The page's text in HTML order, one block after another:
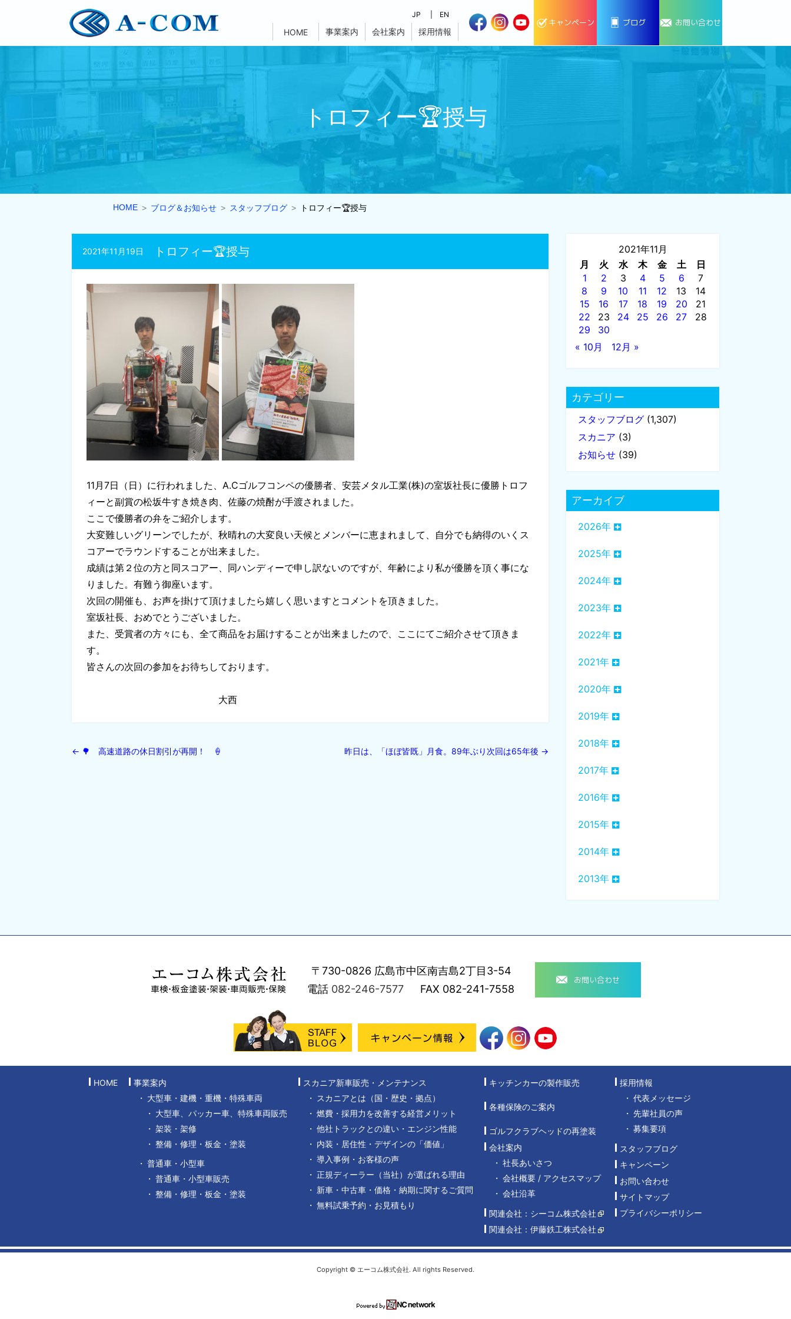
JP EN
HOME 事業案内 会社案内 採用情報
キャンペーン ブログ お問い合わせ
トロフィー🏆授与
HOME ブログ＆お知らせ スタッフブログ トロフィー🏆授与
トロフィー🏆授与
2021年11月19日
11月7日（日）に行われました、A.Cゴルフコンペの優勝者、安芸メタル工業(株)の室坂社長に優勝トロフ
ィーと副賞の松坂牛すき焼き肉、佐藤の焼酎が手渡されました。
ここで優勝者の弁をご紹介します。
大変難しいグリーンでしたが、秋晴れの大変良い天候とメンバーに恵まれまして、自分でも納得のいくス
コアーでラウンドすることが出来ました。
成績は第２位の方と同スコアー、同ハンディーで申し訳ないのですが、年齢により私が優勝を頂く事にな
りました。有難う御座います。
次回の開催も、お声を掛けて頂けましたら嬉しく思いますとコメントを頂きました。
室坂社長、おめでとうございました。
また、受賞者の方々にも、全て商品をお届けすることが出来ましたので、ここにてご紹介させて頂きま
す。
皆さんの次回の参加をお待ちしております。
大西
← 🌳 高速道路の休日割引が再開！ 🍦 昨日は、「ほぼ皆既」月食。89年ぶり次回は65年後 →
2021年11月
月
火 水 木 金 土
日
1
2 3 4 5 6
7
8
9 10 11 12 13
14
15
16 17 18 19 20
21
22
23 24 25 26 27
28
29
30
« 10月
12月 »
カテゴリー
スタッフブログ (1,307)
スカニア (3)
お知らせ (39)
アーカイブ
2026年
2025年
2024年
2023年
2022年
2021年
2020年
2019年
2018年
2017年
2016年
2015年
2014年
2013年
〒730-0826 広島市中区南吉島2丁目3-54
電話 082-246-7577 FAX 082-241-7558
お問い合わせ
HOME
事業案内
大型車・建機・重機・特殊車両
大型車、パッカー車、特殊車両販売
架装・架修
整備・修理・板金・塗装
普通車・小型車
普通車・小型車販売
整備・修理・板金・塗装
スカニア新車販売・メンテナンス
スカニアとは（国・歴史・拠点）
燃費・採用力を改善する経営メリット
他社トラックとの違い・エンジン性能
内装・居住性・デザインの「価値」
導入事例・お客様の声
正規ディーラー（当社）が選ばれる理由
新車・中古車・価格・納期に関するご質問
無料試乗予約・お見積もり
キッチンカーの製作販売
各種保険のご案内
ゴルフクラブヘッドの再塗装
会社案内
社長あいさつ
会社概要 / アクセスマップ
会社沿革
関連会社：シーコム株式会社
関連会社：伊藤鉄工株式会社
採用情報
代表メッセージ
先輩社員の声
募集要項
スタッフブログ
キャンペーン
お問い合わせ
サイトマップ
プライバシーポリシー
Copyright © エーコム株式会社. All rights Reserved.